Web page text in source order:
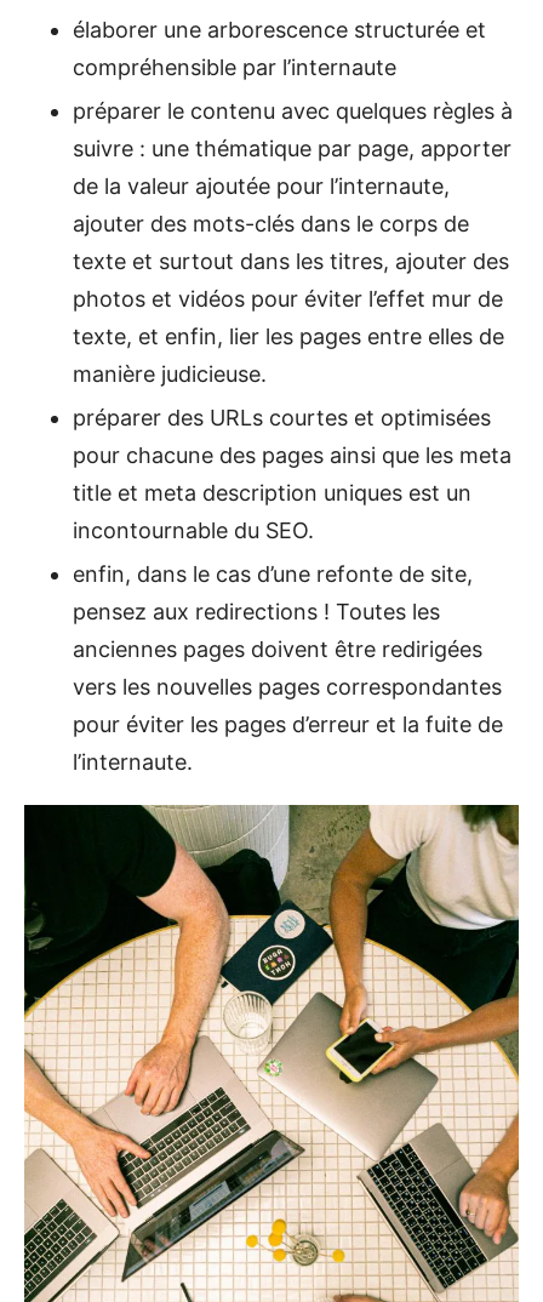
élaborer une arborescence structurée et
compréhensible par l’internaute
préparer le contenu avec quelques règles à
suivre : une thématique par page, apporter
de la valeur ajoutée pour l’internaute,
ajouter des mots-clés dans le corps de
texte et surtout dans les titres, ajouter des
photos et vidéos pour éviter l’effet mur de
texte, et enfin, lier les pages entre elles de
manière judicieuse.
préparer des URLs courtes et optimisées
pour chacune des pages ainsi que les meta
title et meta description uniques est un
incontournable du SEO.
enfin, dans le cas d’une refonte de site,
pensez aux redirections ! Toutes les
anciennes pages doivent être redirigées
vers les nouvelles pages correspondantes
pour éviter les pages d’erreur et la fuite de
l’internaute.